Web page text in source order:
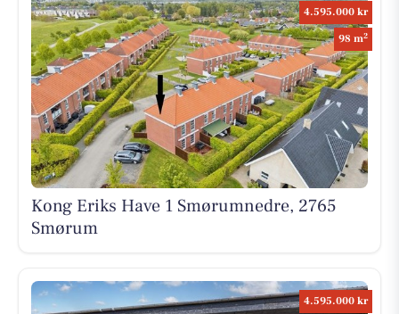
4.595.000 kr
98 m2
Kong Eriks Have 1 Smørumnedre, 2765
Smørum
4.595.000 kr